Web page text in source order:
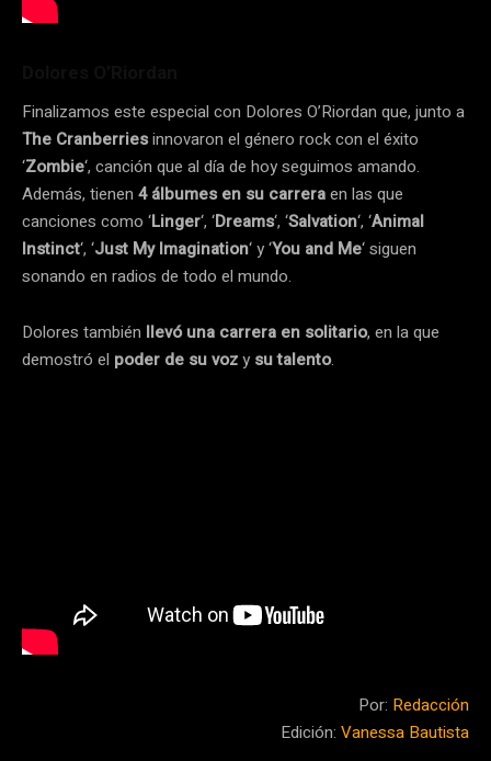
Finalizamos este especial con Dolores O’Riordan que, junto a
The Cranberriesinnovaron el género rock con el éxito
‘Zombie‘, canción que al día de hoy seguimos amando.
Además, tienen 4 álbumes en su carreraen las que
canciones como ‘Linger‘, ‘Dreams‘, ‘Salvation‘, ‘Animal
Instinct‘, ‘Just My Imagination‘ y ‘You and Me‘ siguen
sonando en radios de todo el mundo.
Dolores también llevó una carrera en solitario, en la que
demostró el poder de su vozy su talento.
Por: Redacción
Edición: Vanessa Bautista